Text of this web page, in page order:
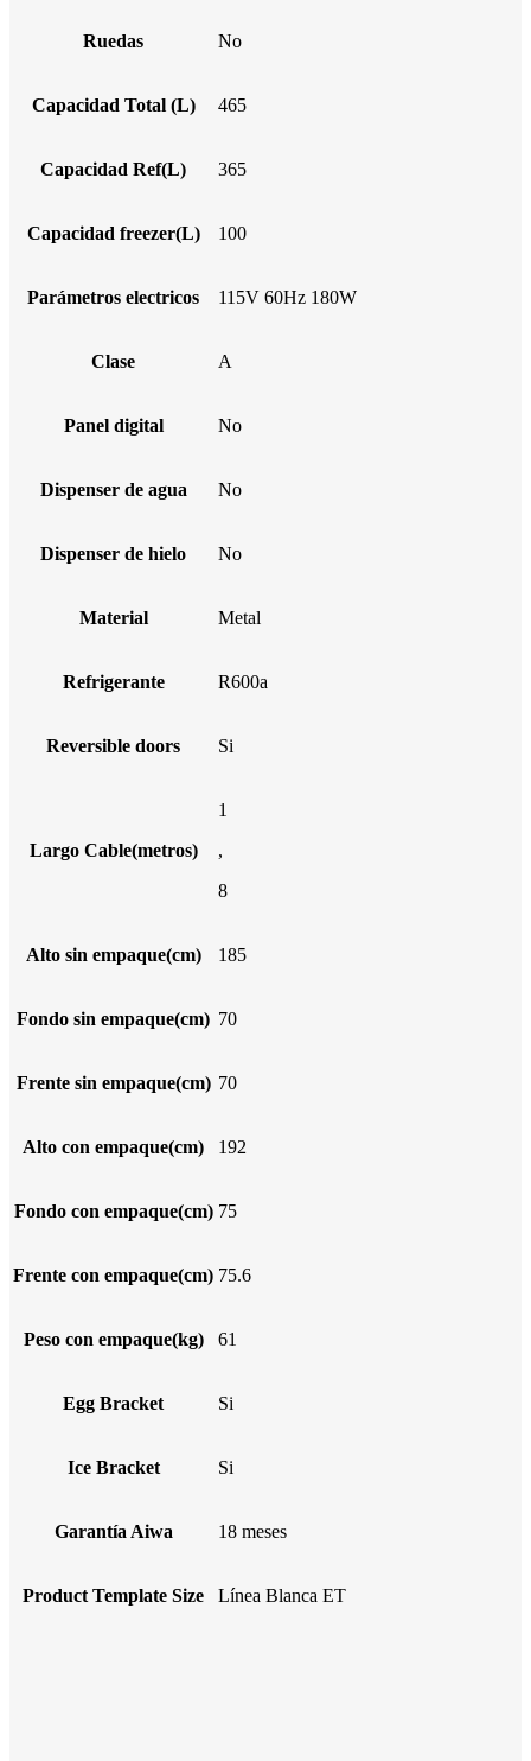
Ruedas No
Capacidad Total (L) 465
Capacidad Ref(L) 365
Capacidad freezer(L) 100
Parámetros electricos 115V 60Hz 180W
Clase A
Panel digital No
Dispenser de agua No
Dispenser de hielo No
Material Metal
Refrigerante R600a
Reversible doors Si
Largo Cable(metros)
1
,
8
Alto sin empaque(cm) 185
Fondo sin empaque(cm) 70
Frente sin empaque(cm) 70
Alto con empaque(cm) 192
Fondo con empaque(cm) 75
Frente con empaque(cm) 75.6
Peso con empaque(kg) 61
Egg Bracket Si
Ice Bracket Si
Garantía Aiwa 18 meses
Product Template Size Línea Blanca ET